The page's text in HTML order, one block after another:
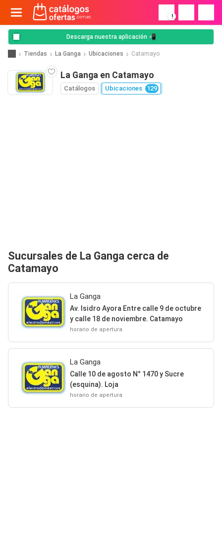
!
Descarga nuestra aplicación 📲
Tiendas La Ganga Ubicaciones Catamayo
La Ganga en Catamayo
Catálogos Ubicaciones 129
Sucursales de La Ganga cerca de
Catamayo
La Ganga
Av. Isidro Ayora Entre calle 9 de octubre
y calle 18 de noviembre. Catamayo
horario de apertura
La Ganga
Calle 10 de agosto N° 1470 y Sucre
(esquina). Loja
horario de apertura